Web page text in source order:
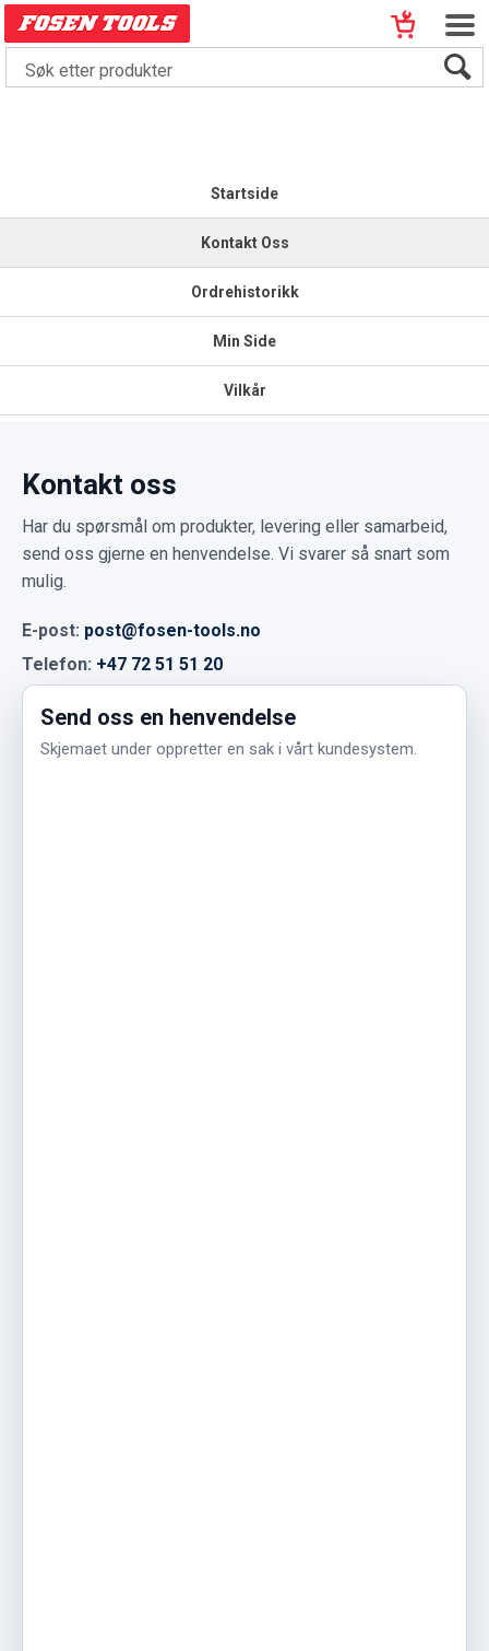
Startside
Kontakt Oss
Ordrehistorikk
Min Side
Vilkår
Kontakt oss
Har du spørsmål om produkter, levering eller samarbeid,
send oss gjerne en henvendelse. Vi svarer så snart som
mulig.
E-post: post@fosen-tools.no
Telefon: +47 72 51 51 20
Send oss en henvendelse
Skjemaet under oppretter en sak i vårt kundesystem.